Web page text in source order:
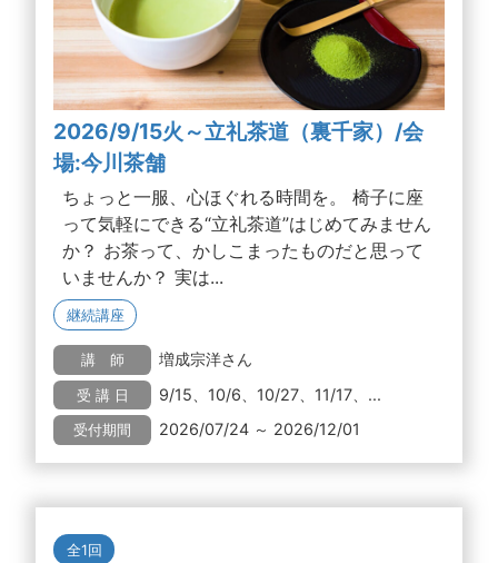
2026/9/15火～立礼茶道（裏千家）/会
場:今川茶舗
ちょっと一服、心ほぐれる時間を。 椅子に座
って気軽にできる“立礼茶道”はじめてみません
か？ お茶って、かしこまったものだと思って
いませんか？ 実は...
継続講座
講 師 増成宗洋さん
受 講 日 9/15、10/6、10/27、11/17、...
受付期間 2026/07/24 ～ 2026/12/01
全1回